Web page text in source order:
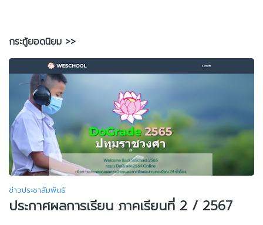
กระทู้ยอดนิยม >>
ข่าวประชาสัมพันธ์
ประกาศผลการเรียน ภาคเรียนที่ 2 / 2567